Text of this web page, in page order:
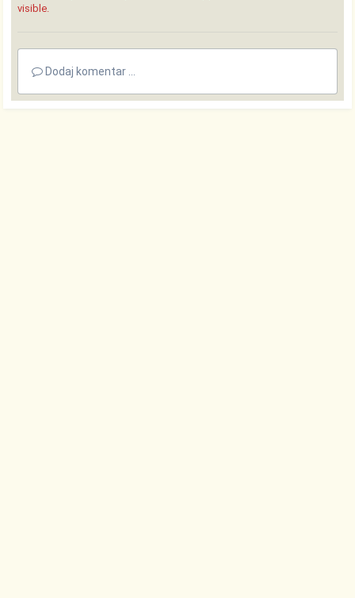
visible.
Dodaj komentar ...